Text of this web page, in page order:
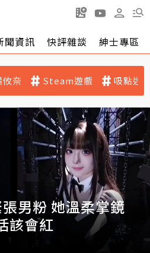
聞資訊 快評雜談 紳士專區
攸奈 Steam遊戲 吸點迷
！《瑪奇
玩：在愛爾琳也能